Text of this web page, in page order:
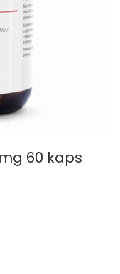
60 kaps